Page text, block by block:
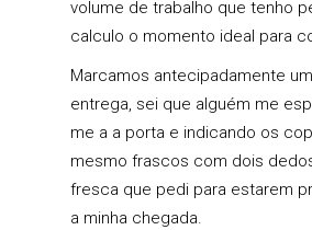
volume de trabalho que tenho
calculo o momento ideal para
Marcamos antecipadamente
entrega, sei que alguém me
me a a porta e indicando os
mesmo frascos com dois
fresca que pedi para estarem
a minha chegada.